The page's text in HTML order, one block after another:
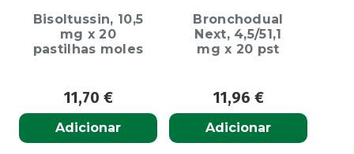
Bisoltussin, 10,5
mg x 20
pastilhas moles
11,70 €
Adicionar
Bronchodual
Next, 4,5/51,1
mg x 20 pst
11,96 €
Adicionar